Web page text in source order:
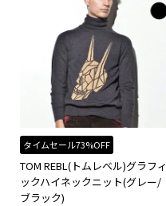
タイムセール73%OFF
TOM REBL(トムレベル)グラフィ
ックハイネックニット(グレー/
ブラック)